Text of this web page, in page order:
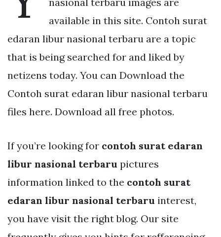
available in this site. Contoh surat
edaran libur nasional terbaru are a topic
that is being searched for and liked by
netizens today. You can Download the
Contoh surat edaran libur nasional terbaru
files here. Download all free photos.
If you’re looking for contoh surat edaran
libur nasional terbaru pictures
information linked to the contoh surat
edaran libur nasional terbaru interest,
you have visit the right blog. Our site